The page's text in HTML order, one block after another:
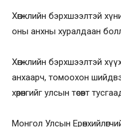
Хөгжлийн бэрхшээлтэй
оны анхны хуралдаан
Хөгжлийн бэрхшээлтэй
анхаарч, томоохон
хөрөнгийг улсын төсөвт
Монгол Улсын